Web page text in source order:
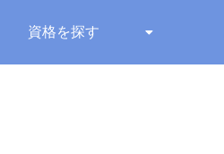
資格を探す